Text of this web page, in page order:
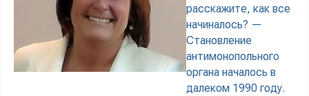
расскажите, как все
начиналось? —
Становление
антимонопольного
органа началось в
далеком 1990 году.